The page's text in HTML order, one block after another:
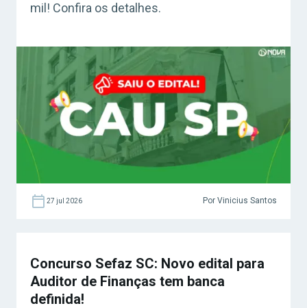
mil! Confira os detalhes.
27 jul 2026 Por Vinicius Santos
Concurso Sefaz SC: Novo edital para
Auditor de Finanças tem banca
definida!